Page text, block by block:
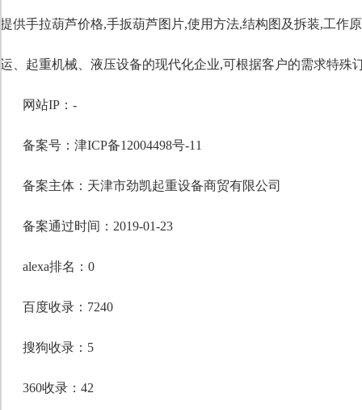
提供手拉葫芦价格,手扳葫芦图片,使用方法,结构图及拆装,工作
运、起重机械、液压设备的现代化企业,可根据客户的需求特殊
网站IP：-
备案号：津ICP备12004498号-11
备案主体：天津市劲凯起重设备商贸有限公司
备案通过时间：2019-01-23
alexa排名：0
百度收录：7240
搜狗收录：5
360收录：42
自定义标题
段落格式
字体